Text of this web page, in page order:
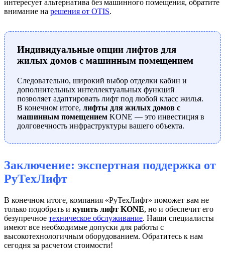
интересует альтернатива без машинного помещения, обратите
внимание на решения от OTIS.
Индивидуальные опции лифтов для
жилых домов с машинным помещением
Следовательно, широкий выбор отделки кабин и
дополнительных интеллектуальных функций
позволяет адаптировать лифт под любой класс жилья.
В конечном итоге, лифты для жилых домов с
машинным помещением KONE — это инвестиция в
долговечность инфраструктуры вашего объекта.
Заключение: экспертная поддержка от
РуТехЛифт
В конечном итоге, компания «РуТехЛифт» поможет вам не
только подобрать и купить лифт KONE, но и обеспечит его
безупречное техническое обслуживание. Наши специалисты
имеют все необходимые допуски для работы с
высокотехнологичным оборудованием. Обратитесь к нам
сегодня за расчетом стоимости!